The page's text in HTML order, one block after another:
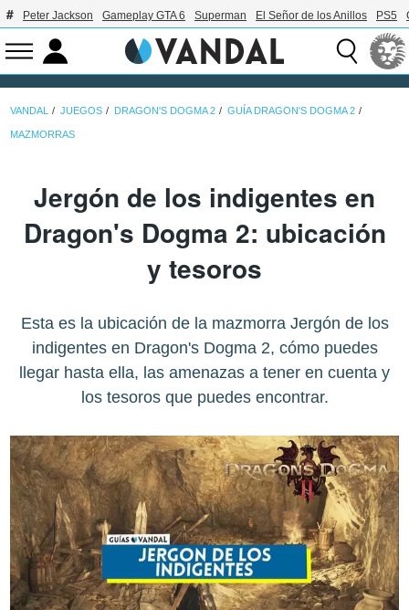
Peter Jackson Gameplay GTA 6 Superman El Señor de los Anillos PS5
VANDAL JUEGOS DRAGON'S DOGMA 2 GUÍA DRAGON'S DOGMA 2
MAZMORRAS
Jergón de los indigentes en
Dragon's Dogma 2: ubicación
y tesoros
Esta es la ubicación de la mazmorra Jergón de los
indigentes en Dragon's Dogma 2, cómo puedes
llegar hasta ella, las amenazas a tener en cuenta y
los tesoros que puedes encontrar.